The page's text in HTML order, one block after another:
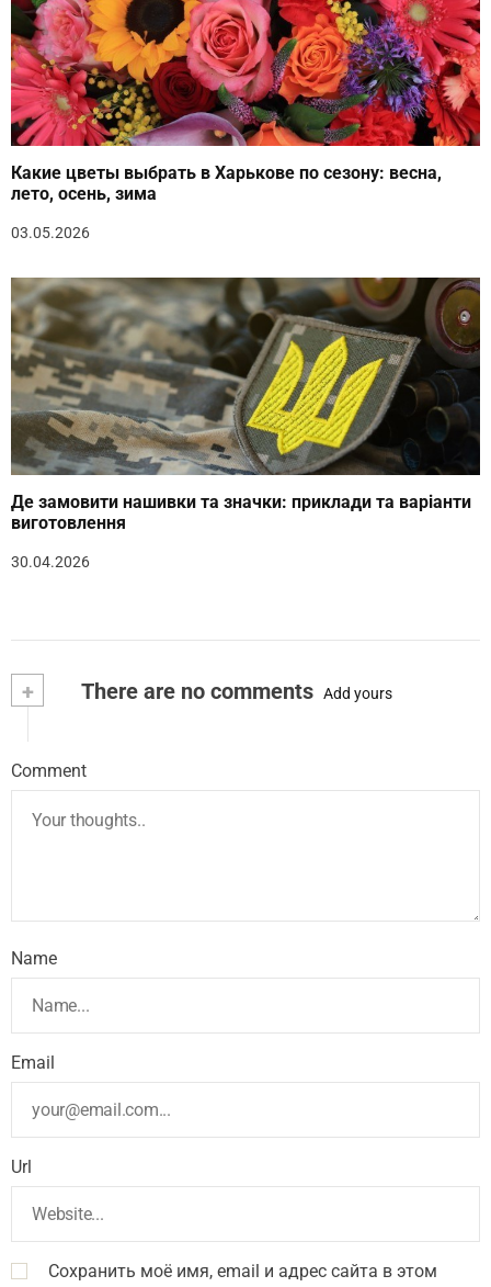
Какие цветы выбрать в Харькове по сезону: весна,
лето, осень, зима
03.05.2026
Де замовити нашивки та значки: приклади та варіанти
виготовлення
30.04.2026
+ There are no comments Add yours
Comment
Name
Email
Url
Сохранить моё имя, email и адрес сайта в этом